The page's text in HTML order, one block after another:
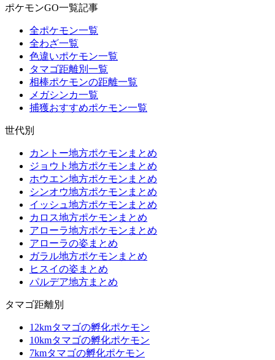
ポケモンGO一覧記事
全ポケモン一覧
全わざ一覧
色違いポケモン一覧
タマゴ距離別一覧
相棒ポケモンの距離一覧
メガシンカ一覧
捕獲おすすめポケモン一覧
世代別
カントー地方ポケモンまとめ
ジョウト地方ポケモンまとめ
ホウエン地方ポケモンまとめ
シンオウ地方ポケモンまとめ
イッシュ地方ポケモンまとめ
カロス地方ポケモンまとめ
アローラ地方ポケモンまとめ
アローラの姿まとめ
ガラル地方ポケモンまとめ
ヒスイの姿まとめ
パルデア地方まとめ
タマゴ距離別
12kmタマゴの孵化ポケモン
10kmタマゴの孵化ポケモン
7kmタマゴの孵化ポケモン